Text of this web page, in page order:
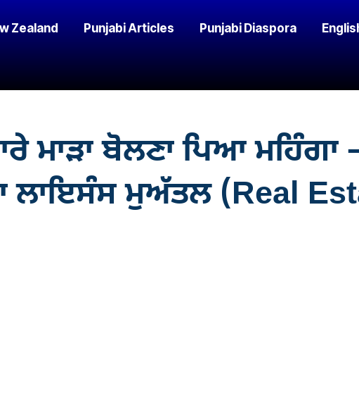
Zealand Punjabi Articles Punjabi Diaspora
ਮਾੜਾ ਬੋਲਣਾ ਪਿਆ
ਲਾਇਸੰਸ ਮੁਅੱਤਲ (Real